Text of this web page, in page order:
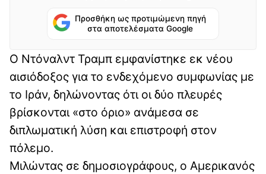
Προσθήκη ως προτιμώμενη πηγή
στα αποτελέσματα Google
Ο Ντόναλντ Τραμπ εμφανίστηκε εκ νέου
αισιόδοξος για το ενδεχόμενο συμφωνίας με
το Ιράν, δηλώνοντας ότι οι δύο πλευρές
βρίσκονται «στο όριο» ανάμεσα σε
διπλωματική λύση και επιστροφή στον
πόλεμο.
Μιλώντας σε δημοσιογράφους, ο Αμερικανός